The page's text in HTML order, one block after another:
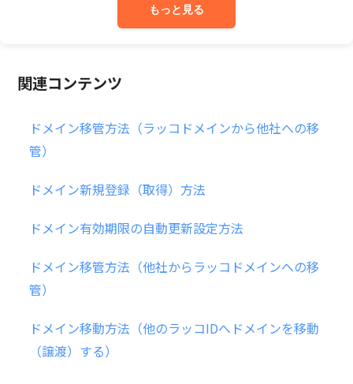
もっと見る
関連コンテンツ
ドメイン移管方法（ラッコドメインから他社への移
管）
ドメイン新規登録（取得）方法
ドメイン有効期限の自動更新設定方法
ドメイン移管方法（他社からラッコドメインへの移
管）
ドメイン移動方法（他のラッコIDへドメインを移動
（譲渡）する）